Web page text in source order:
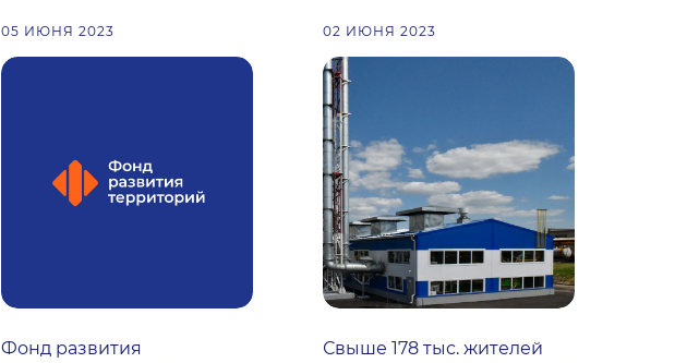
05 ИЮНЯ 2023
Фонд развития
02 ИЮНЯ 2023
Свыше 178 тыс. жителей